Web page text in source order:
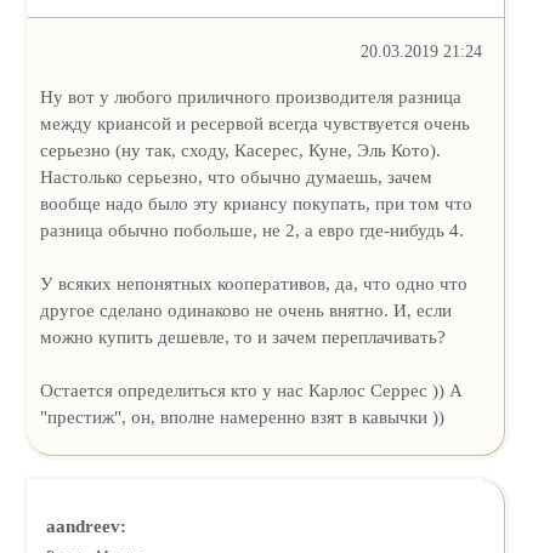
20.03.2019 21:24
Ну вот у любого приличного производителя разница
между криансой и ресервой всегда чувствуется очень
серьезно (ну так, сходу, Касерес, Куне, Эль Кото).
Настолько серьезно, что обычно думаешь, зачем
вообще надо было эту криансу покупать, при том что
разница обычно побольше, не 2, а евро где-нибудь 4.
У всяких непонятных кооперативов, да, что одно что
другое сделано одинаково не очень внятно. И, если
можно купить дешевле, то и зачем переплачивать?
Остается определиться кто у нас Карлос Серрес )) А
"престиж", он, вполне намеренно взят в кавычки ))
aandreev: